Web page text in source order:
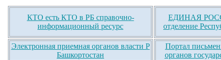
КТО есть КТО в РБ справочно-
информационный ресурс
ЕДИНАЯ
отделение
Электронная приемная органов власти Р
Башкортостан
Портал
органов